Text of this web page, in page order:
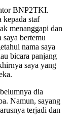
BNP2TKI.
kepada staf
menanggapi dan
bertemu
nama saya
bicara panjang
saya yang
dia
Namun, sayang
terjadi dan